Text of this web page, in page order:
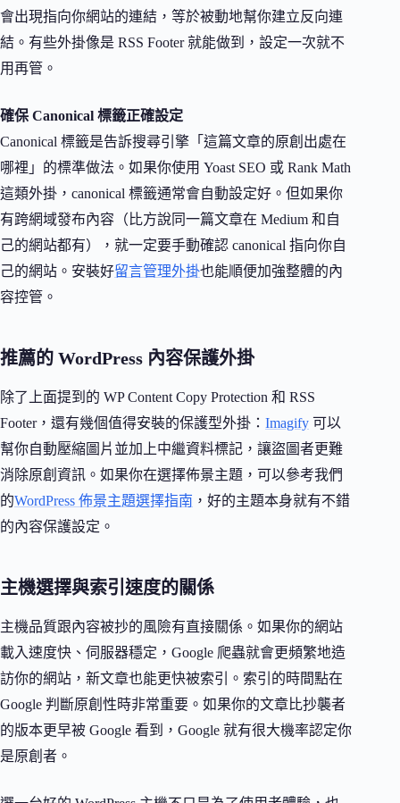
會出現指向你網站的連結，等於被動地幫你建立反向連
結。有些外掛像是 RSS Footer 就能做到，設定一次就不
用再管。
確保 Canonical 標籤正確設定
Canonical 標籤是告訴搜尋引擎「這篇文章的原創出處在
哪裡」的標準做法。如果你使用 Yoast SEO 或 Rank Math
這類外掛，canonical 標籤通常會自動設定好。但如果你
有跨網域發布內容（比方說同一篇文章在 Medium 和自
己的網站都有），就一定要手動確認 canonical 指向你自
己的網站。安裝好留言管理外掛也能順便加強整體的內
容控管。
推薦的 WordPress 內容保護外掛
除了上面提到的 WP Content Copy Protection 和 RSS
Footer，還有幾個值得安裝的保護型外掛： Imagify 可以
幫你自動壓縮圖片並加上中繼資料標記，讓盜圖者更難
消除原創資訊。如果你在選擇佈景主題，可以參考我們
的WordPress 佈景主題選擇指南 ，好的主題本身就有不錯
的內容保護設定。
主機選擇與索引速度的關係
主機品質跟內容被抄的風險有直接關係。如果你的網站
載入速度快、伺服器穩定，Google 爬蟲就會更頻繁地造
訪你的網站，新文章也能更快被索引。索引的時間點在
Google 判斷原創性時非常重要。如果你的文章比抄襲者
的版本更早被 Google 看到，Google 就有很大機率認定你
是原創者。